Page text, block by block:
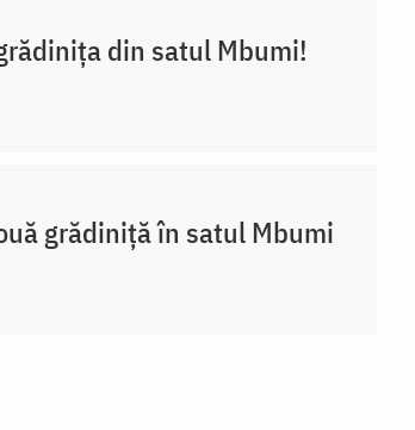
din satul Mbumi!
grădiniță în satul Mbumi